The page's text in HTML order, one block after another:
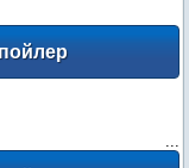
...